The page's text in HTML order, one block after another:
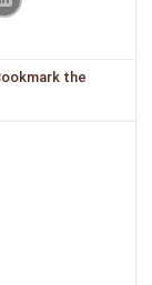
the